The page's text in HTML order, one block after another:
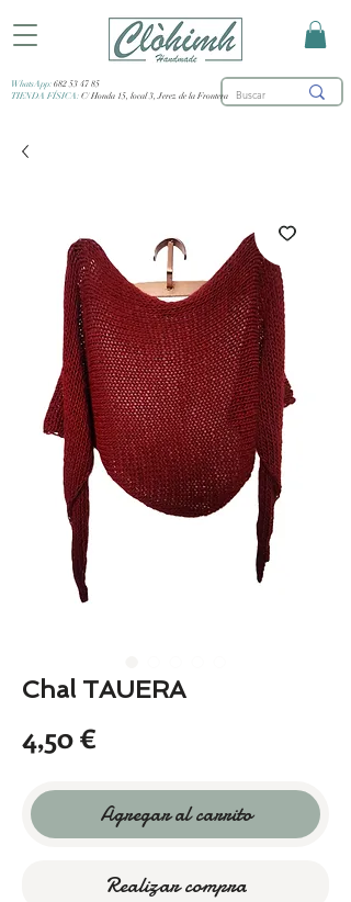
WhatsApp: 682 53 47 85
TIENDA FÍSICA: C/ Honda 15, local 3, Jerez de la Frontera
Chal TAUERA
4,50 €
Agregar al carrito
Realizar compra